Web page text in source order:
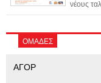
νέους
ΟΜΑΔΕΣ
ΑΓΟΡ